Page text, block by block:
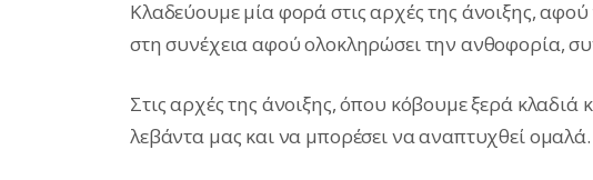
Κλαδεύουμε μία φορά στις αρχές της άνοιξης,
στη συνέχεια αφού ολοκληρώσει την ανθοφορία,
Στις αρχές της άνοιξης, όπου κόβουμε ξερά
λεβάντα μας και να μπορέσει να αναπτυχθεί ομαλά.